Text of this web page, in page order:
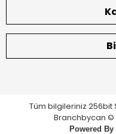
Tüm bilgileriniz 256bit
Branchbycan ©
Powered